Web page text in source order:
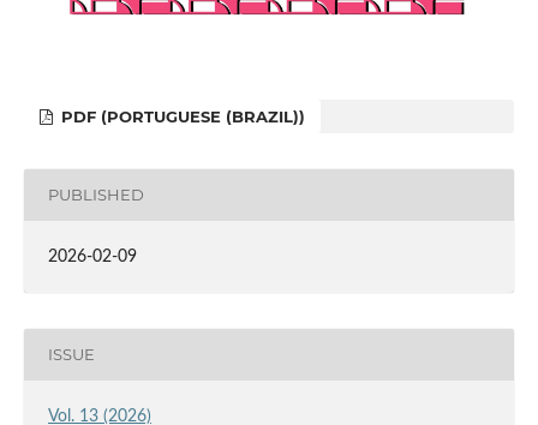
PDF (PORTUGUESE (BRAZIL))
PUBLISHED
2026-02-09
ISSUE
Vol. 13 (2026)